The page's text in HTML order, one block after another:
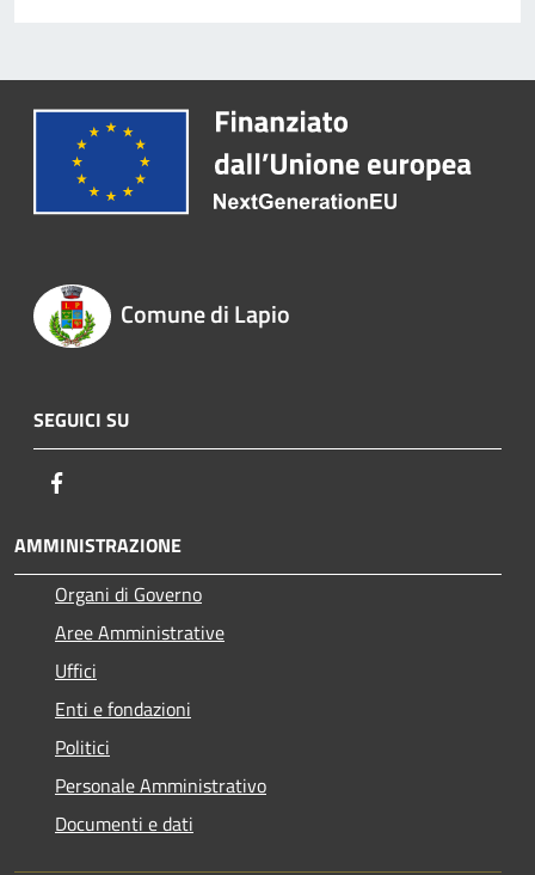
Comune di Lapio
SEGUICI SU
AMMINISTRAZIONE
Organi di Governo
Aree Amministrative
Uffici
Enti e fondazioni
Politici
Personale Amministrativo
Documenti e dati